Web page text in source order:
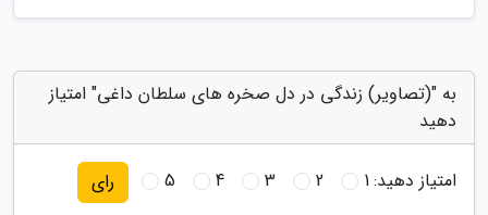
به "(تصاویر) زندگی در دل صخره های سلطان داغی" امتیاز
دهید
امتیاز دهید:1
2
3
4
5 رای